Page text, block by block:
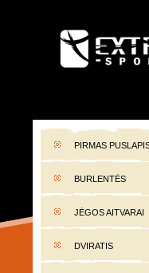
PIRMAS
BURLENTĖS
JĖGOS AITVARAI
DVIRATIS